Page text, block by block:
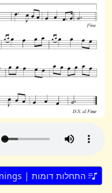
התחלות דומות | Similar Openings | ענלעכע אָנהייבן